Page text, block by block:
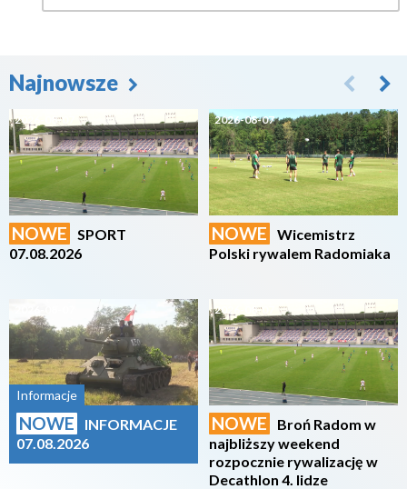
Najnowsze
2026-08-07
NOWE
SPORT
07.08.2026
Informacje
NOWE
INFORMACJE
07.08.2026
2026-08-07
NOWE
Wicemistrz
Polski rywalem Radomiaka
2026-08-07
NOWE
Broń Radom w
najbliższy weekend
rozpocznie rywalizację w
Decathlon 4. lidze